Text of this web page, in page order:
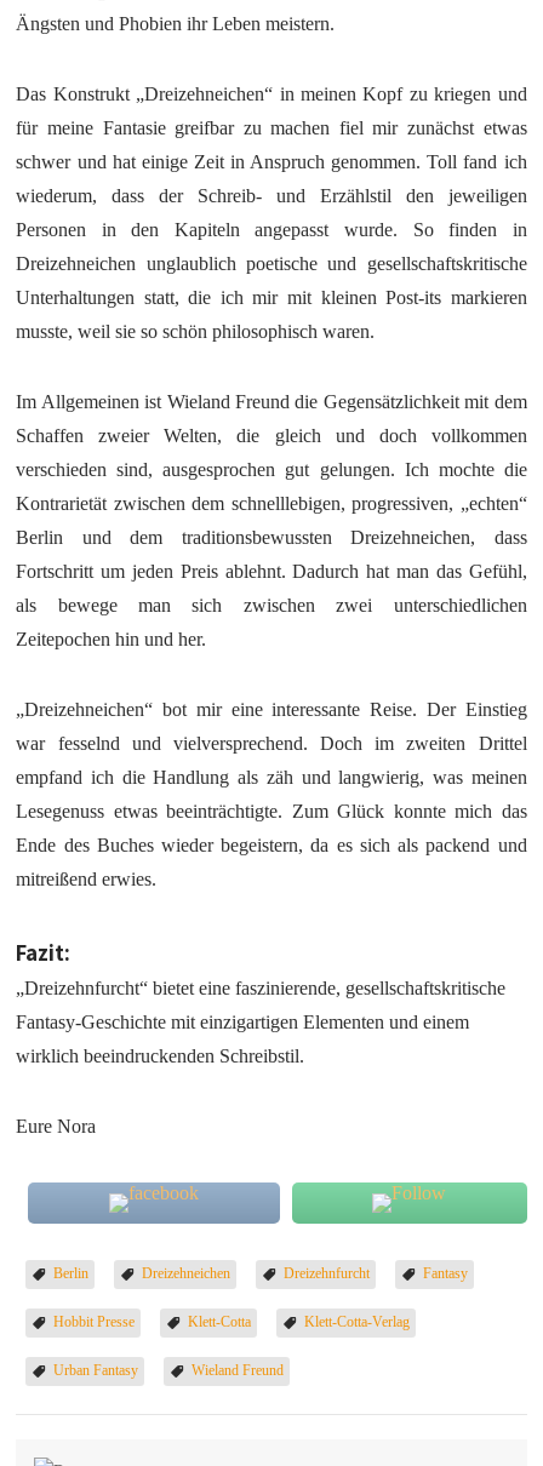
Ängsten und Phobien ihr Leben meistern.
Das Konstrukt „Dreizehneichen“ in meinen Kopf zu kriegen und
für meine Fantasie greifbar zu machen fiel mir zunächst etwas
schwer und hat einige Zeit in Anspruch genommen. Toll fand ich
wiederum, dass der Schreib- und Erzählstil den jeweiligen
Personen in den Kapiteln angepasst wurde. So finden in
Dreizehneichen unglaublich poetische und gesellschaftskritische
Unterhaltungen statt, die ich mir mit kleinen Post-its markieren
musste, weil sie so schön philosophisch waren.
Im Allgemeinen ist Wieland Freund die Gegensätzlichkeit mit dem
Schaffen zweier Welten, die gleich und doch vollkommen
verschieden sind, ausgesprochen gut gelungen. Ich mochte die
Kontrarietät zwischen dem schnelllebigen, progressiven, „echten“
Berlin und dem traditionsbewussten Dreizehneichen, dass
Fortschritt um jeden Preis ablehnt. Dadurch hat man das Gefühl,
als bewege man sich zwischen zwei unterschiedlichen
Zeitepochen hin und her.
„Dreizehneichen“ bot mir eine interessante Reise. Der Einstieg
war fesselnd und vielversprechend. Doch im zweiten Drittel
empfand ich die Handlung als zäh und langwierig, was meinen
Lesegenuss etwas beeinträchtigte. Zum Glück konnte mich das
Ende des Buches wieder begeistern, da es sich als packend und
mitreißend erwies.
Fazit:
„Dreizehnfurcht“ bietet eine faszinierende, gesellschaftskritische
Fantasy-Geschichte mit einzigartigen Elementen und einem
wirklich beeindruckenden Schreibstil.
Eure Nora
Berlin Dreizehneichen Dreizehnfurcht Fantasy
Hobbit Presse Klett-Cotta Klett-Cotta-Verlag
Urban Fantasy Wieland Freund